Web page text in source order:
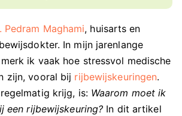
Pedram Maghami, huisarts en
In mijn jarenlange
ik vaak hoe stressvol medische
zijn, vooral bij rijbewijskeuringen.
krijg, is: Waarom moet ik
een rijbewijskeuring? In dit artikel